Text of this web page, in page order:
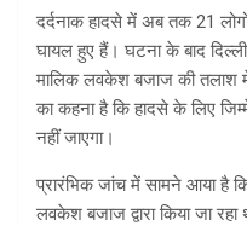
दर्दनाक हादसे में अब तक 21
घायल हुए हैं। घटना के बाद
मालिक लवकेश बजाज की तलाश
का कहना है कि हादसे के लिए
नहीं जाएगा।
प्रारंभिक जांच में सामने आया है
लवकेश बजाज द्वारा किया जा